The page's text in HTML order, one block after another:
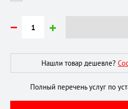
Нашли товар дешевле?
Полный перечень услуг по